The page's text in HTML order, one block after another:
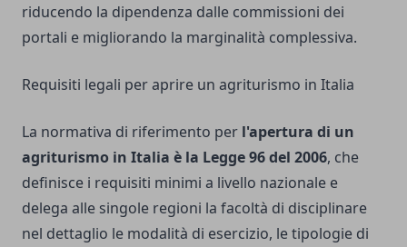
riducendo la dipendenza dalle commissioni dei
portali e migliorando la marginalità complessiva.
Requisiti legali per aprire un agriturismo in Italia
La normativa di riferimento per l'apertura di un
agriturismo in Italia è la Legge 96 del 2006, che
definisce i requisiti minimi a livello nazionale e
delega alle singole regioni la facoltà di disciplinare
nel dettaglio le modalità di esercizio, le tipologie di